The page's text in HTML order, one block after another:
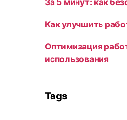
За 5 минут: как
Как улучшить
Оптимизация
использования
Tags